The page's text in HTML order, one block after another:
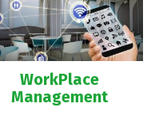
WorkPlace
Management